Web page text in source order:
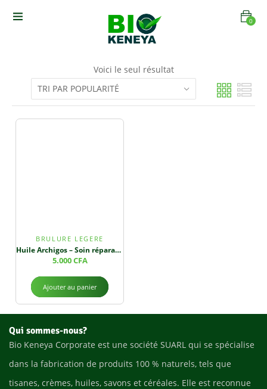
0
Voici le seul résultat
BRULURE LEGERE
Huile Archigos – Soin réparateur pour la peau et les cheveux
5.000CFA
Ajouter au panier
Qui sommes-nous?
Bio Keneya Corporate est une société SUARL qui se spécialise
dans la fabrication de produits 100 % naturels, tels que
tisanes, crèmes, huiles, savons et céréales. Elle est reconnue